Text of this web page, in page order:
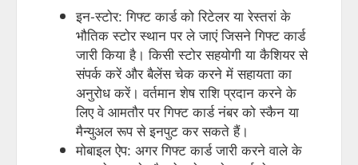
इन-स्टोर: गिफ्ट कार्ड को रिटेलर या रेस्तरां के
भौतिक स्टोर स्थान पर ले जाएं जिसने गिफ्ट कार्ड
जारी किया है। किसी स्टोर सहयोगी या कैशियर से
संपर्क करें और बैलेंस चेक करने में सहायता का
अनुरोध करें। वर्तमान शेष राशि प्रदान करने के
लिए वे आमतौर पर गिफ्ट कार्ड नंबर को स्कैन या
मैन्युअल रूप से इनपुट कर सकते हैं।
मोबाइल ऐप: अगर गिफ्ट कार्ड जारी करने वाले के